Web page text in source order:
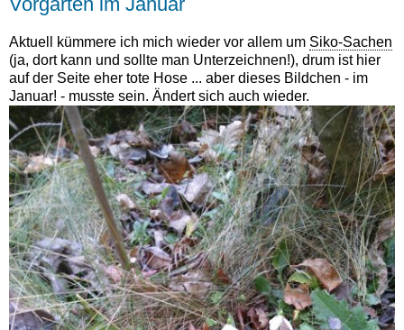
Aktuell kümmere ich mich wieder vor allem um Siko-Sachen
(ja, dort kann und sollte man Unterzeichnen!), drum ist hier
auf der Seite eher tote Hose ... aber dieses Bildchen - im
Januar! - musste sein. Ändert sich auch wieder.